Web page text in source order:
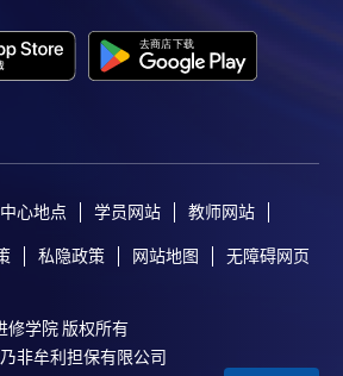
心地点 学员网站 教师网站
私隐政策 网站地图 无障碍网页
修学院 版权所有
非牟利担保有限公司